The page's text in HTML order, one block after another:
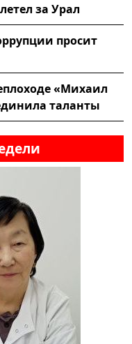
за Урал
просит
«Михаил
таланты